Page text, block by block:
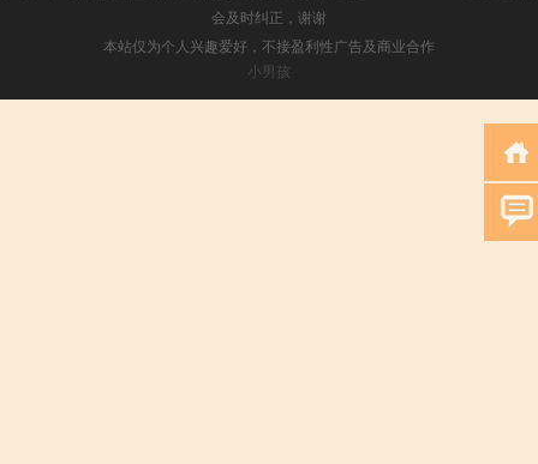
会及时纠正，谢谢
本站仅为个人兴趣爱好，不接盈利性广告及商业合作
小男孩